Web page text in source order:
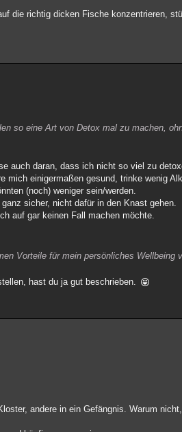
die richtig dicken Fische konzentrieren,
so eine Art von Detox mal zu machen,
auch daran, dass ich nicht so viel zu
mich einigermaßen gesund, trinke wenig
(noch) weniger sein/werden.
sicher, nicht dafür in den Knast gehen.
auf gar keinen Fall machen möchte.
Vorteile für mein persönliches
hast du ja gut beschrieben.
andere in ein Gefängnis. Warum